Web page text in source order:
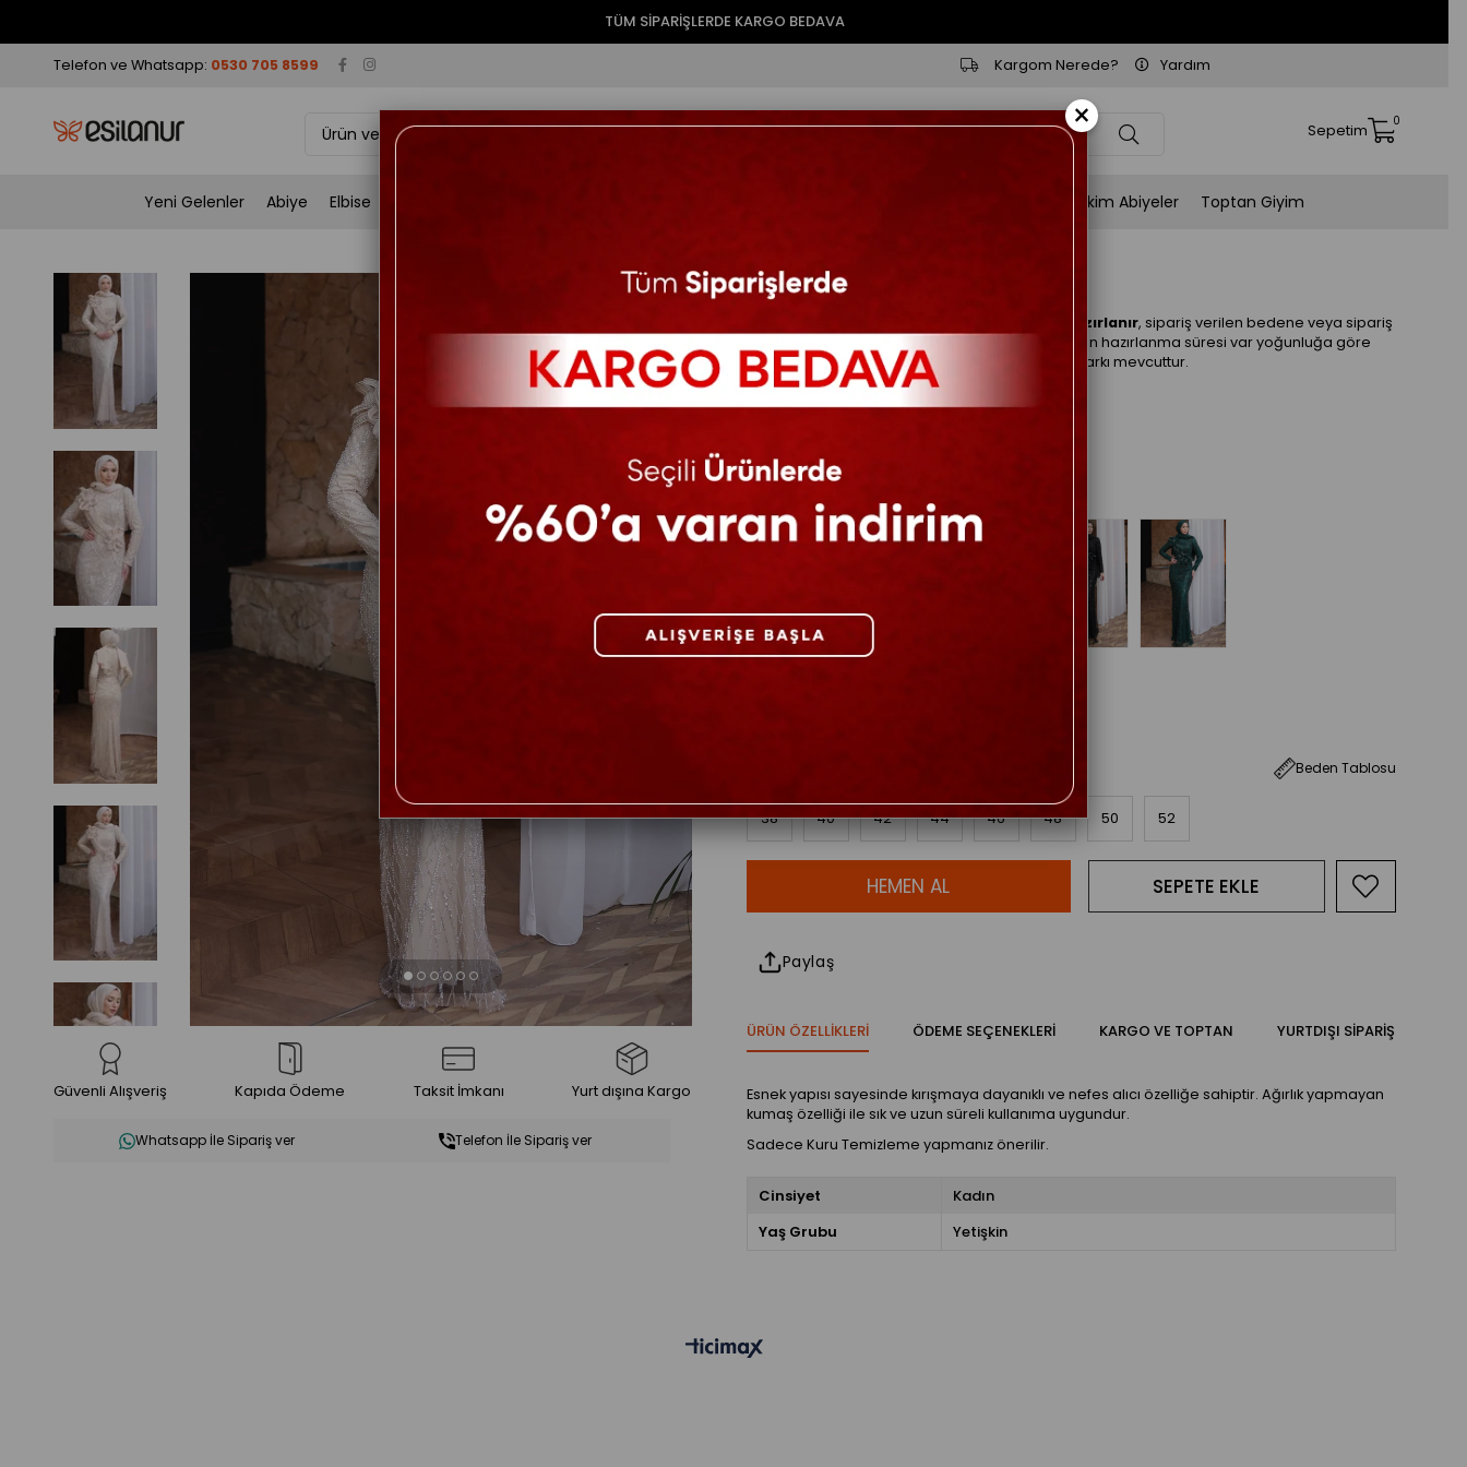
TÜM SİPARİŞLERDE KARGO BEDAVA
Telefon ve Whatsapp: 0530 705 8599 Kargom Nerede? Yardım
Sepetim 0
Yeni Gelenler Abiye Elbise Kişiye Özel Dikim Abiyeler Toptan Giyim
Güvenli Alışveriş Kapıda Ödeme Taksit İmkanı Yurt dışına Kargo
Whatsapp İle Sipariş ver Telefon İle Sipariş ver
Ceylan Tesettür Abiye Bej
Kişiye özel dikim üründür. Sipariş üzerine hazırlanır, sipariş verilen bedene veya sipariş
notuna yazdığınız ölçülere göre hazırlanır. 3-7 gün hazırlanma süresi var yoğunluğa göre
değişebilir. Bazı modellerde bedene göre fiyat farkı mevcuttur.
424.32$
Beden Tablosu
38 40 42 44 46 48 50 52
Paylaş
ÜRÜN ÖZELLIKLERI ÖDEME SEÇENEKLERI KARGO VE TOPTAN YURTDIŞI SIPARIŞ
Esnek yapısı sayesinde kırışmaya dayanıklı ve nefes alıcı özelliğe sahiptir. Ağırlık yapmayan
kumaş özelliği ile sık ve uzun süreli kullanıma uygundur.
Sadece Kuru Temizleme yapmanız önerilir.
Cinsiyet
Kadın
Yaş Grubu
Yetişkin
×